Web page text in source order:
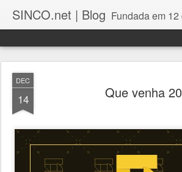
SINCO.net | Blog Fundada em 12 de fevereiro de 1982. Fabricante brasileira de servidores e workstations. Certificações: Intel Technology
DEC
14 Que venha